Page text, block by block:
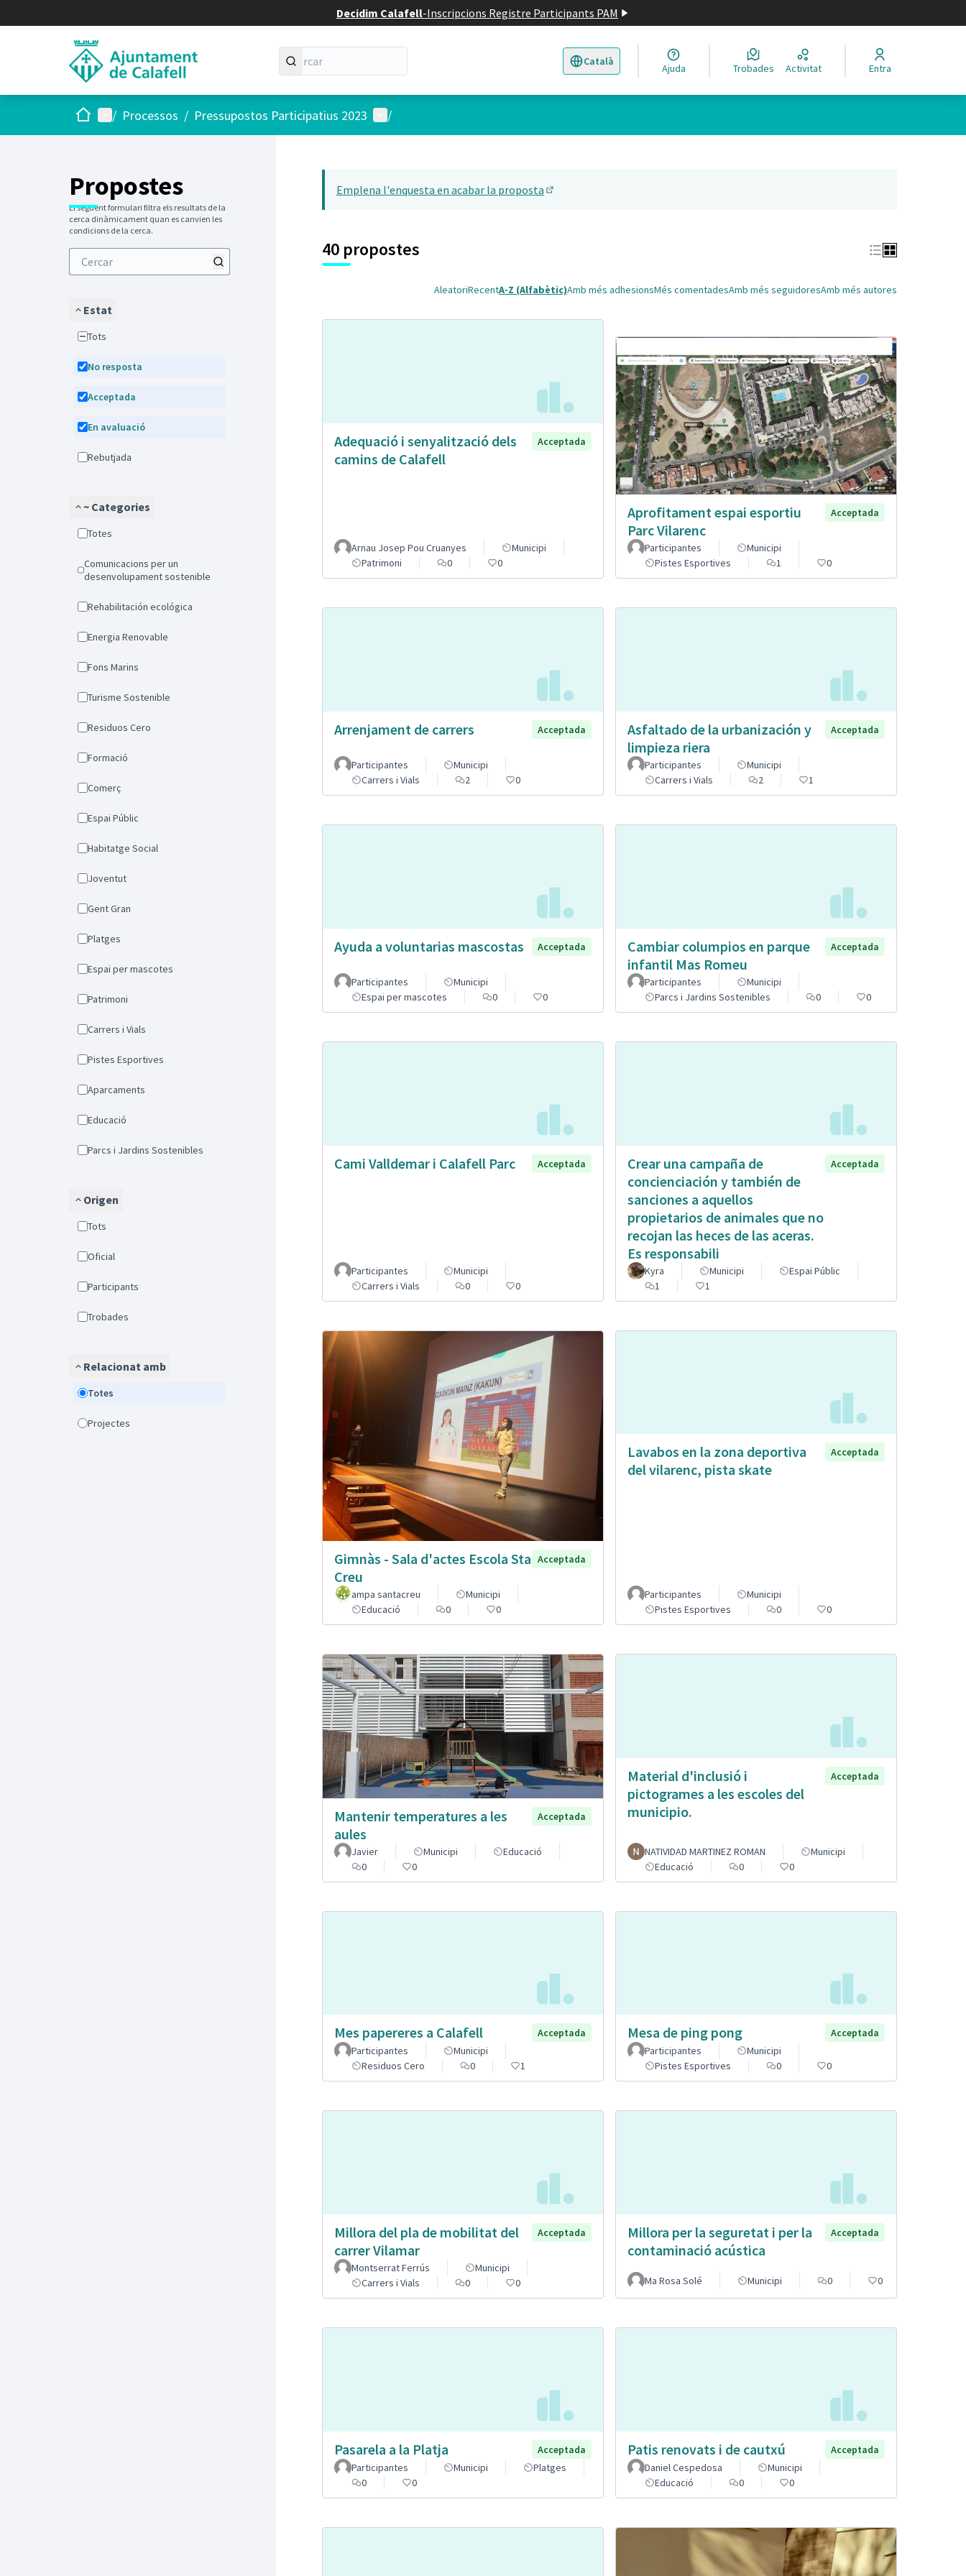
Decidim Calafell-Inscripcions Registre Participants PAM
Català
Triar la llengua Elegir el idioma
Ajuda Trobades Activitat Entra
Inici Menú principal
/ Processos / Pressupostos Participatius 2023 Menú d'usuari
/
Propostes
El següent formulari filtra els resultats de la
cerca dinàmicament quan es canvien les
condicions de la cerca.
Estat
Tots
No resposta
Acceptada
En avaluació
Rebutjada
~ Categories
Totes
Comunicacions per un
desenvolupament sostenible
Rehabilitación ecológica
Energia Renovable
Fons Marins
Turisme Sostenible
Residuos Cero
Formació
Comerç
Espai Públic
Habitatge Social
Joventut
Gent Gran
Platges
Espai per mascotes
Patrimoni
Carrers i Vials
Pistes Esportives
Aparcaments
Educació
Parcs i Jardins Sostenibles
Origen
Tots
Oficial
Participants
Trobades
Relacionat amb
Totes
Projectes
22
Emplena l'enquesta en acabar la proposta
40 propostes
AleatoriRecentA-Z (Alfabètic)Amb més adhesionsMés comentadesAmb més seguidoresAmb més autores
Adequació i senyalització dels
camins de Calafell
Acceptada
Arnau Josep Pou Cruanyes
Municipi
Patrimoni
0 0
Aprofitament espai esportiu
Parc Vilarenc
Acceptada
Participantes
Municipi
Pistes Esportives
1 0
Arrenjament de carrers Acceptada
Participantes
Municipi
Carrers i Vials
2 0
Asfaltado de la urbanización y
limpieza riera
Acceptada
Participantes
Municipi
Carrers i Vials
2 1
Ayuda a voluntarias mascostas Acceptada
Participantes
Municipi
Espai per mascotes
0 0
Cambiar columpios en parque
infantil Mas Romeu
Acceptada
Participantes
Municipi
Parcs i Jardins Sostenibles
0 0
Cami Valldemar i Calafell Parc Acceptada
Participantes
Municipi
Carrers i Vials
0 0
Crear una campaña de
concienciación y también de
sanciones a aquellos
propietarios de animales que no
recojan las heces de las aceras.
Es responsabili
Acceptada
Kyra Municipi
Espai Públic
1
1
Gimnàs - Sala d'actes Escola Sta
Creu
Acceptada
ampa santacreu
Municipi
Educació
0 0
Lavabos en la zona deportiva
del vilarenc, pista skate
Acceptada
Participantes
Municipi
Pistes Esportives
0 0
Mantenir temperatures a les
aules
Acceptada
Javier Municipi
Educació
0
0
Material d'inclusió i
pictogrames a les escoles del
municipio.
Acceptada
NATIVIDAD MARTINEZ ROMAN
Municipi
Educació
0 0
Mes papereres a Calafell
Acceptada
Participantes
Municipi
Residuos Cero
0 1
Mesa de ping pong
Acceptada
Participantes
Municipi
Pistes Esportives
0 0
Millora del pla de mobilitat del
carrer Vilamar
Acceptada
Montserrat Ferrús
Municipi
Carrers i Vials
0 0
Millora per la seguretat i per la
contaminació acústica
Acceptada
Ma Rosa Solé Municipi 0 0
Pasarela a la Platja
Acceptada
Participantes
Municipi
Platges
0
0
Patis renovats i de cautxú
Acceptada
Daniel Cespedosa
Municipi
Educació
0 0